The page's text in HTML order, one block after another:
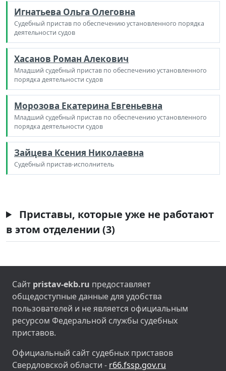
Игнатьева Ольга Олеговна
Судебный пристав по обеспечению установленного порядка
деятельности судов
Хасанов Роман Алекович
Младший судебный пристав по обеспечению установленного
порядка деятельности судов
Морозова Екатерина Евгеньевна
Младший судебный пристав по обеспечению установленного
порядка деятельности судов
Зайцева Ксения Николаевна
Судебный пристав-исполнитель
Приставы, которые уже не работают
в этом отделении (3)
Сайт pristav-ekb.ru предоставляет
общедоступные данные для удобства
пользователей и не является официальным
ресурсом Федеральной службы судебных
приставов.
Официальный сайт судебных приставов
Свердловской области - r66.fssp.gov.ru